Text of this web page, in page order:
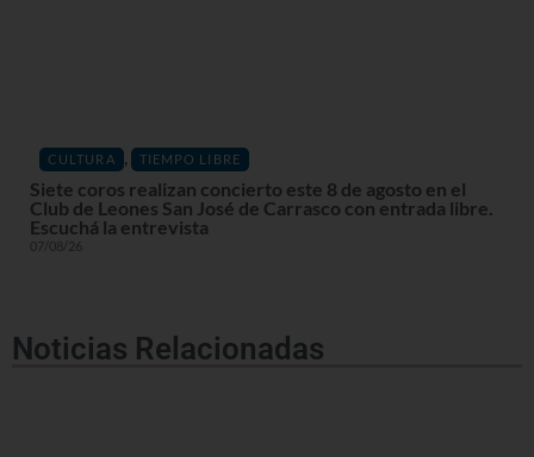
CULTURA , TIEMPO LIBRE
Siete coros realizan concierto este 8 de agosto en el
Club de Leones San José de Carrasco con entrada libre.
Escuchá la entrevista
07/08/26
Noticias Relacionadas